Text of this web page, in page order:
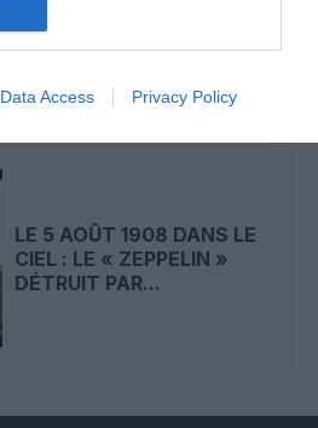
Data Access Privacy Policy
CIEL : ROGER SOMMER
PERMET LE SACRE...
LE 5 AOÛT 1908 DANS LE
CIEL : LE « ZEPPELIN »
DÉTRUIT PAR...